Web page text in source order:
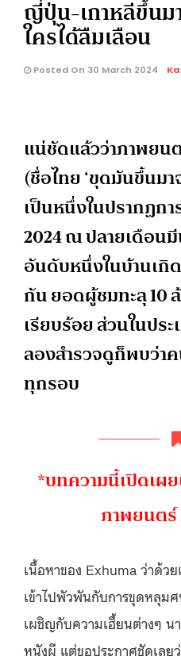
ญี่ปุ่น-เกาหลีขึ้นม
ใครได้ลืมเลือน
Posted On 30 March 2024
แน่ชัดแล้วว่าภาพยน
(ชื่อไทย ‘ขุดมันขึ้นมา
เป็นหนึ่งในปรากฏ
2024 ณ ปลายเดือน
อันดับหนึ่งในบ้านเกิ
กัน ยอดผู้ชมทะลุ 10
เรียบร้อย ส่วนในปร
ลองสำรวจดูก็พบว่
ทุกรอบ
*บทความนี้เปิดเผ
ภาพยนตร์
เนื้อหาของ Exhuma ว่าด้ว
เข้าไปพัวพันกับการขุดหลุม
เผชิญกับความเฮี้ยนต่างๆ น
หนังผี แต่ขอประกาศชัดเลย